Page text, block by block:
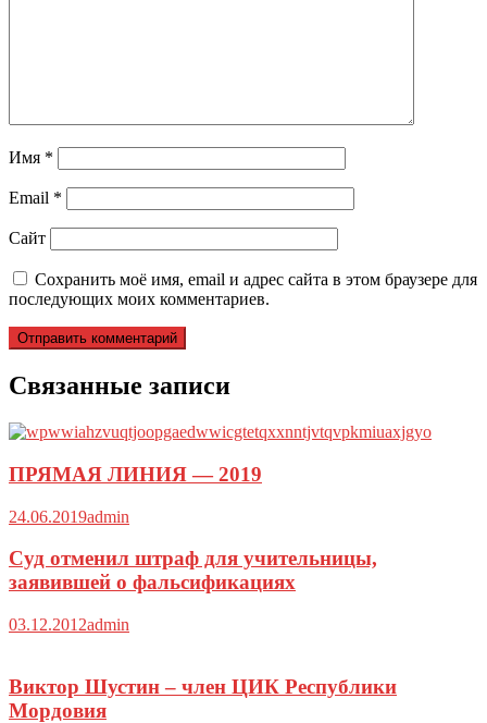
Имя *
Email *
Сайт
Сохранить моё имя, email и адрес сайта в этом браузере для
последующих моих комментариев.
Связанные записи
ПРЯМАЯ ЛИНИЯ — 2019
24.06.2019admin
Суд отменил штраф для учительницы,
заявившей о фальсификациях
03.12.2012admin
Виктор Шустин – член ЦИК Республики
Мордовия